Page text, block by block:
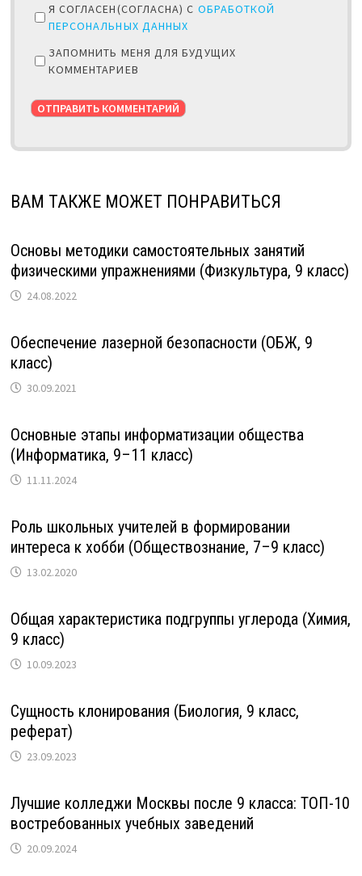
Я СОГЛАСЕН(СОГЛАСНА) С ОБРАБОТКОЙ
ПЕРСОНАЛЬНЫХ ДАННЫХ
ЗАПОМНИТЬ МЕНЯ ДЛЯ БУДУЩИХ
КОММЕНТАРИЕВ
ВАМ ТАКЖЕ МОЖЕТ ПОНРАВИТЬСЯ
Основы методики самостоятельных занятий
физическими упражнениями (Физкультура, 9 класс)
24.08.2022
Обеспечение лазерной безопасности (ОБЖ, 9
класс)
30.09.2021
Основные этапы информатизации общества
(Информатика, 9–11 класс)
11.11.2024
Роль школьных учителей в формировании
интереса к хобби (Обществознание, 7–9 класс)
13.02.2020
Общая характеристика подгруппы углерода (Химия,
9 класс)
10.09.2023
Сущность клонирования (Биология, 9 класс,
реферат)
23.09.2023
Лучшие колледжи Москвы после 9 класса: ТОП-10
востребованных учебных заведений
20.09.2024